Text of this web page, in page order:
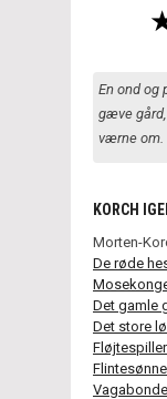
En ond og
gæve
værne om.
KORCH
Morten-
De røde
Det gamle
Det store